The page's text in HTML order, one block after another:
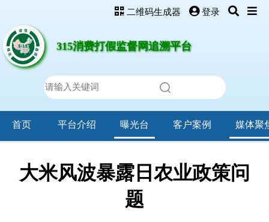
315消费打假监督网追溯平台
二维码生成器 登录
首页 平台介绍 曝光台 客户案例 媒体聚
大米风波暴露日农业政策问
题